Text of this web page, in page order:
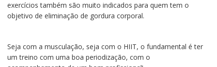
exercícios também são muito indicados para quem tem o
objetivo de eliminação de gordura corporal.
Seja com a musculação, seja com o HIIT, o fundamental é ter
um treino com uma boa periodização, com o